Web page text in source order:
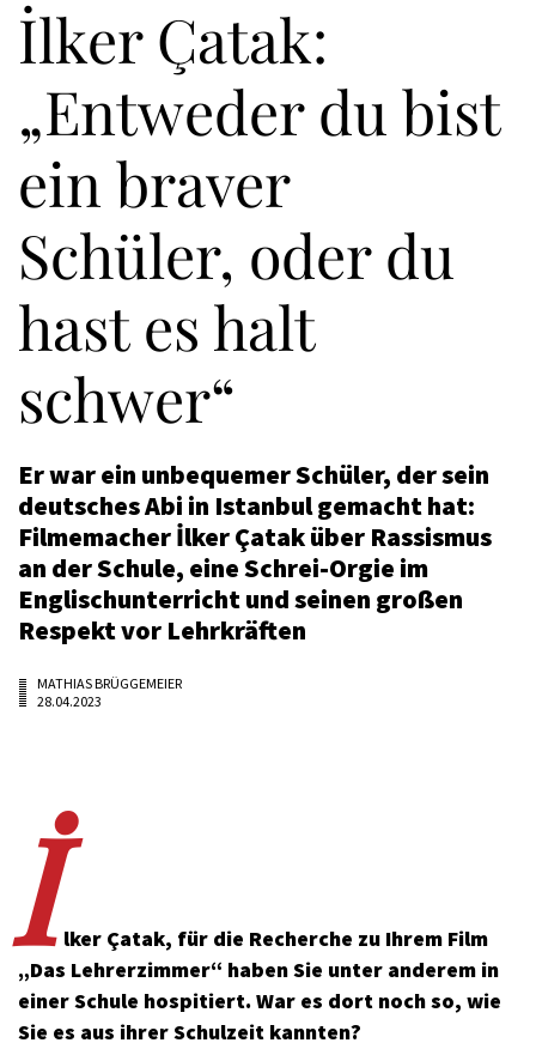
İlker Çatak:
„Entweder du bist
ein braver
Schüler, oder du
hast es halt
schwer“
Er war ein unbequemer Schüler, der sein
deutsches Abi in Istanbul gemacht hat:
Filmemacher İlker Çatak über Rassismus
an der Schule, eine Schrei-Orgie im
Englischunterricht und seinen großen
Respekt vor Lehrkräften
MATHIAS BRÜGGEMEIER
28.04.2023
İlker Çatak, für die Recherche zu Ihrem Film
„Das Lehrerzimmer“ haben Sie unter anderem in
einer Schule hospitiert. War es dort noch so, wie
Sie es aus ihrer Schulzeit kannten?